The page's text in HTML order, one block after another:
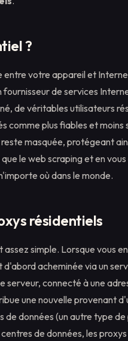
?
votre appareil et
de services
de véritables utilisateurs
comme plus fiables et moins
masquée, protégeant
le web scraping et en
où dans le monde.
résidentiels
simple. Lorsque vous
acheminée via un
connecté à une
une nouvelle provenant
données (un autre type
de données, les